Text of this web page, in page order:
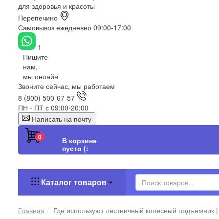
для здоровья и красоты
Перепечино
Самовывоз ежедневно 09:00-17:00
1
Пишите
нам,
мы онлайн
Звоните сейчас, мы работаем
8 (800) 500-67-57
ПН - ПТ с 09:00-20:00
Написать на почту
0
В корзине
пусто (:
Каталог товаров
Главная
Где используют лестничный колесный подъёмник